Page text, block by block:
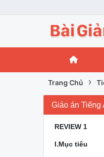
Trang Chủ ›
Giáo án Tiếng
REVIEW 1
I.Mục tiêu